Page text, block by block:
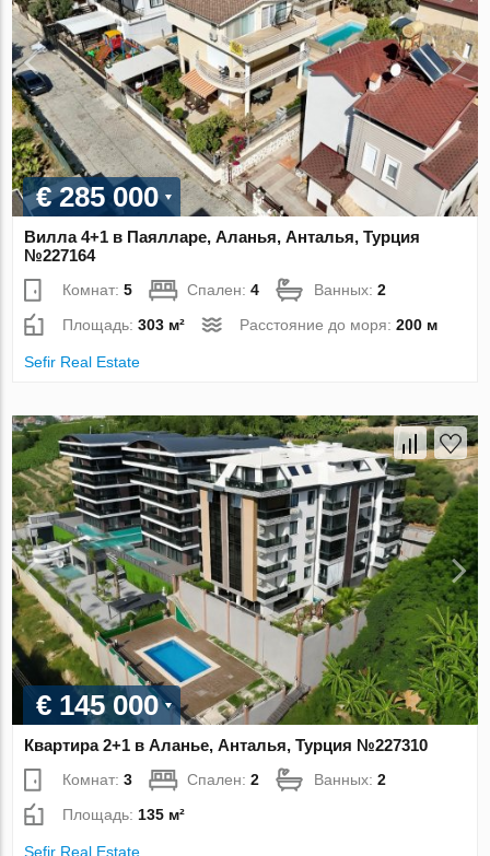
€ 285 000
Вилла 4+1 в Паялларе, Аланья, Анталья, Турция
№227164
Комнат:5 Спален:4 Ванных:2
Площадь:303 м² Расстояние до моря:200 м
Sefir Real Estate
€ 145 000
Квартира 2+1 в Аланье, Анталья, Турция №227310
Комнат:3 Спален:2 Ванных:2
Площадь:135 м²
Sefir Real Estate